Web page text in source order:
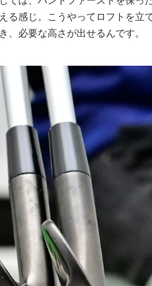
る感じ。こうやってロフトを立
必要な高さが出せるんです。